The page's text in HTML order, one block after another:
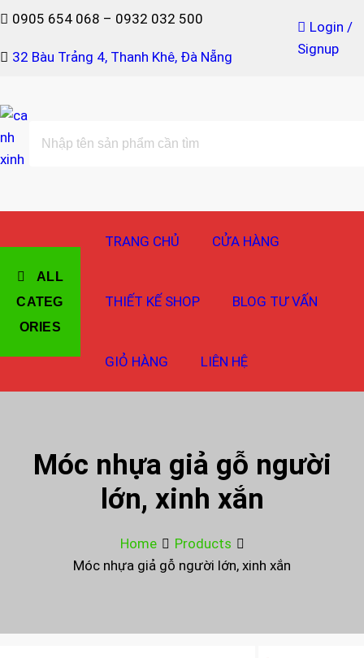
Skip
content
0905 654 068 – 0932 032 500
32 Bàu Trảng 4, Thanh Khê, Đà Nẵng
Login /
Signup
CATEG
ORIES
TRANG CHỦ CỬA HÀNG
THIẾT KẾ SHOP BLOG TƯ VẤN
GIỎ HÀNG LIÊN HỆ
Móc nhựa giả gỗ người
lớn, xinh xắn
Home
Products
Móc nhựa giả gỗ người lớn, xinh xắn